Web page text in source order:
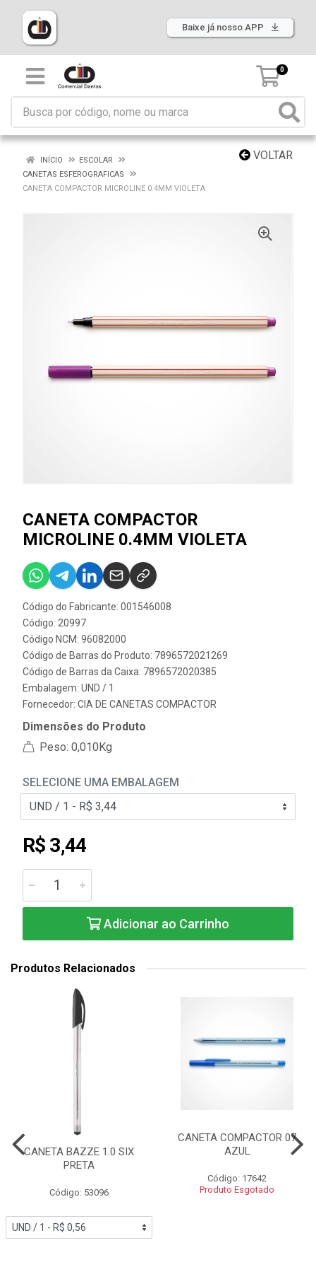
Baixe já nosso APP
0
VOLTAR
INÍCIO
ESCOLAR
CANETAS ESFEROGRAFICAS
CANETA COMPACTOR MICROLINE 0.4MM VIOLETA
CANETA COMPACTOR
MICROLINE 0.4MM VIOLETA
Código do Fabricante: 001546008
Código: 20997
Código NCM: 96082000
Código de Barras do Produto: 7896572021269
Código de Barras da Caixa: 7896572020385
Embalagem: UND / 1
Fornecedor: CIA DE CANETAS COMPACTOR
Dimensões do Produto
Peso: 0,010Kg
SELECIONE UMA EMBALAGEM
R$ 3,44
Adicionar ao Carrinho
Produtos Relacionados
CANETA BAZZE 1.0 SIX
PRETA
Código: 53096
CANETA COMPACTOR 07
AZUL
Código: 17642
Produto Esgotado